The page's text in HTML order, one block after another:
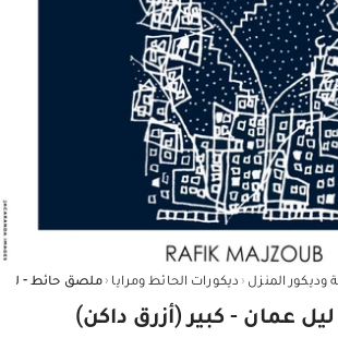
وديكور المنزل ‹ ديكورات الحائط ومرايا ‹
عمان - كبير (أزرق داكن)